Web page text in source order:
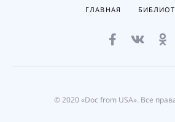
ГЛАВНАЯ
© 2020 «Doc from USA». Все